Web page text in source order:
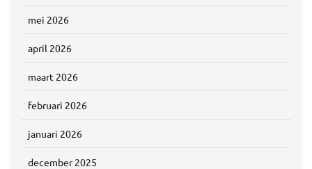
mei 2026
april 2026
maart 2026
februari 2026
januari 2026
december 2025